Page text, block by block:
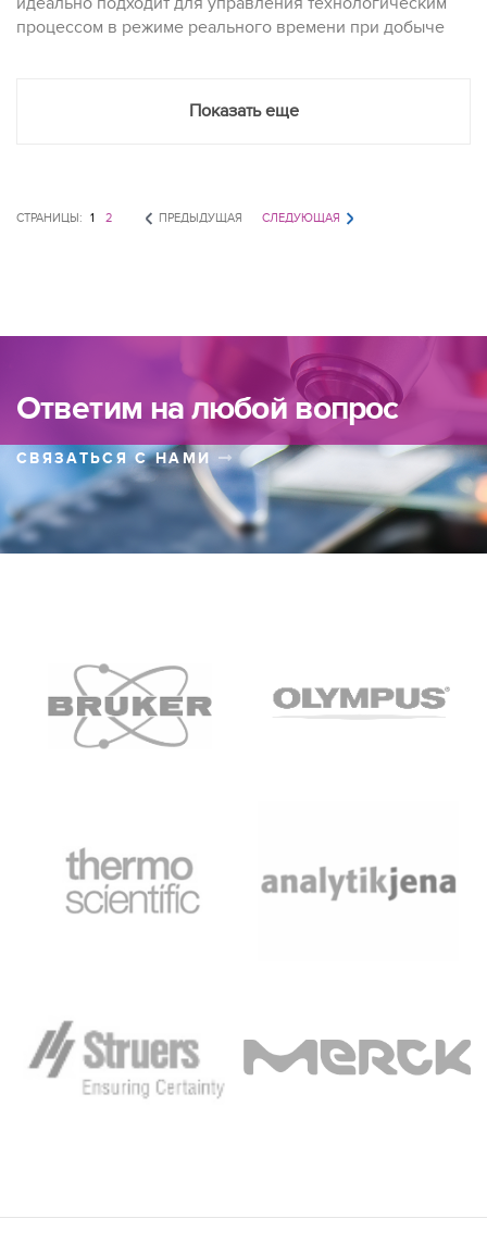
процессом в режиме реального времени при добыче
Показать еще
СТРАНИЦЫ: 1 2 ПРЕДЫДУЩАЯ СЛЕДУЮЩАЯ
Ответим на любой вопрос
СВЯЗАТЬСЯ С НАМИ